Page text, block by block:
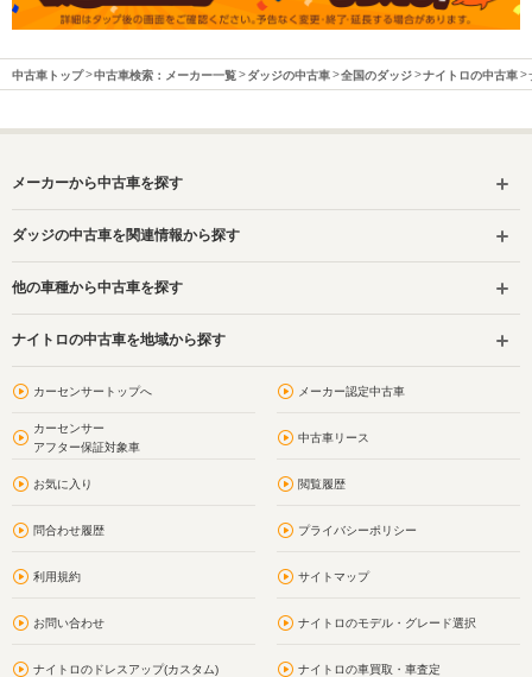
中古車トップ 中古車検索：メーカー一覧 ダッジの中古車 全国のダッジ ナイトロの中古車
メーカーから中古車を探す
ダッジの中古車を関連情報から探す
他の車種から中古車を探す
ナイトロの中古車を地域から探す
カーセンサートップへ メーカー認定中古車
カーセンサー
アフター保証対象車
中古車リース
お気に入り 閲覧履歴
問合わせ履歴 プライバシーポリシー
利用規約 サイトマップ
お問い合わせ ナイトロのモデル・グレード選択
ナイトロのドレスアップ(カスタム) ナイトロの車買取・車査定